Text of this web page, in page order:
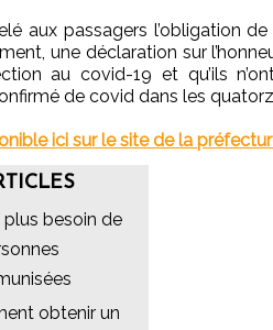
aux passagers l’obligation
une déclaration sur
au covid-19 et qu’ils
de covid dans les
ici sur le site de la
plus besoin de
obtenir un